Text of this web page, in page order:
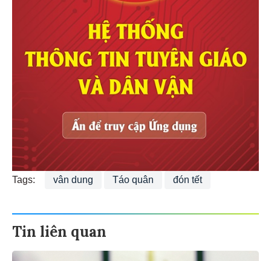
Tags: vân dung Táo quân đón tết
Tin liên quan